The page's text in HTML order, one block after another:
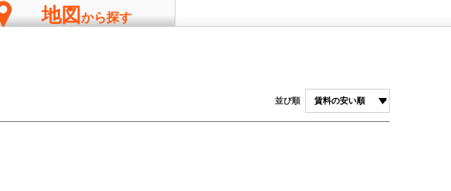
地図から探す
並び順